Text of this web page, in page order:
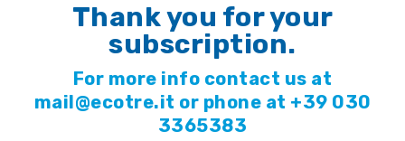
Thank you for your
subscription.
For more info contact us at
mail@ecotre.it or phone at +39 030
3365383